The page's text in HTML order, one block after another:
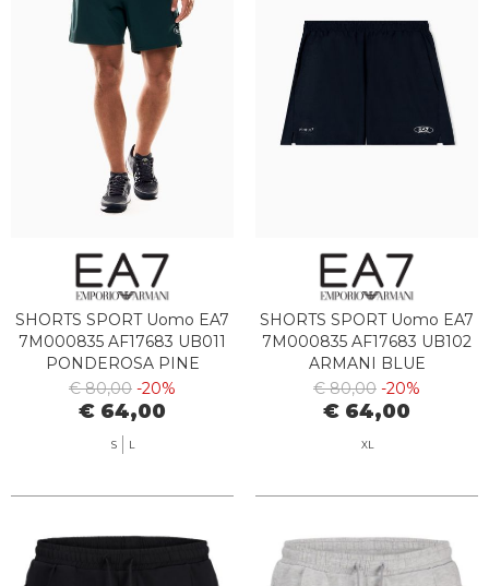
SHORTS SPORT Uomo EA7
7M000835 AF17683 UB011
PONDEROSA PINE
€ 80,00 -20%
€ 64,00
S L
SHORTS SPORT Uomo EA7
7M000835 AF17683 UB102
ARMANI BLUE
€ 80,00 -20%
€ 64,00
XL